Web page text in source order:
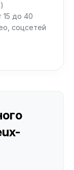
15 до 40
соцсетей